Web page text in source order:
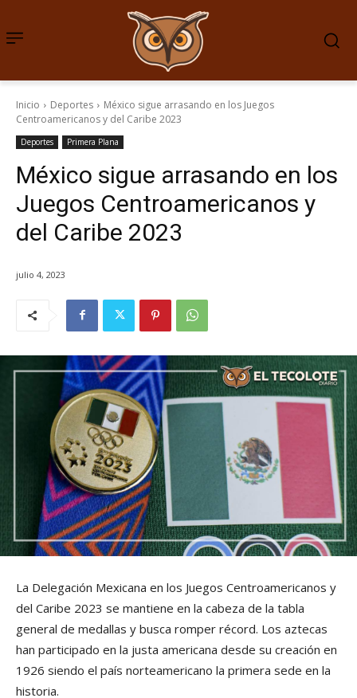
Inicio Deportes
México sigue arrasando en los Juegos
Centroamericanos y del Caribe 2023
Deportes Primera Plana
México sigue arrasando en los
Juegos Centroamericanos y
del Caribe 2023
julio 4, 2023
La Delegación Mexicana en los Juegos Centroamericanos y
del Caribe 2023 se mantiene en la cabeza de la tabla
general de medallas y busca romper récord. Los aztecas
han participado en la justa americana desde su creación en
1926 siendo el país norteamericano la primera sede en la
historia.